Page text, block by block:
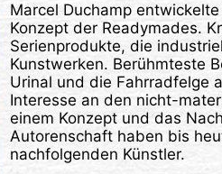
Marcel Duchamp
Konzept der Readymades.
Serienprodukte, die
Kunstwerken. Berühmteste
Urinal und die Fahrradfelge
Interesse an den nicht-
einem Konzept und das
Autorenschaft haben bis
nachfolgenden Künstler.